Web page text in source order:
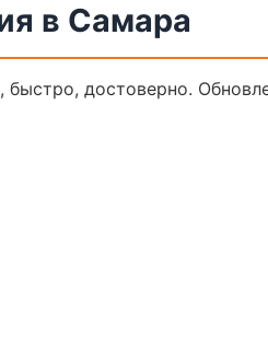
в Самара
достоверно.